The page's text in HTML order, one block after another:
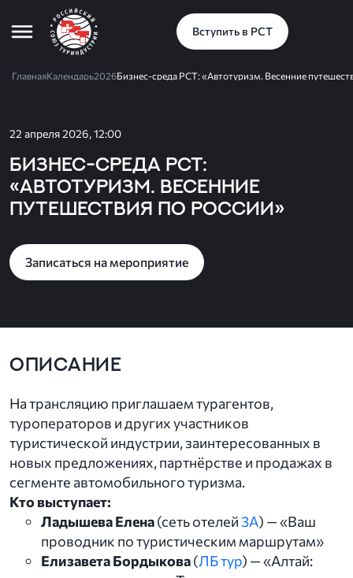
Вступить в РСТ
ГлавнаяКалендарь2026Бизнес-среда РСТ: «Автотуризм. Весенние
22 апреля 2026, 12:00
Бизнес-среда РСТ:
«Автотуризм. Весенние
путешествия по России»
Записаться на мероприятие
ОПИСАНИЕ
На трансляцию приглашаем турагентов,
туроператоров и других участников
туристической индустрии, заинтересованных в
новых предложениях, партнёрстве и продажах в
сегменте автомобильного туризма.
Кто выступает:
Ладышева Елена(сеть отелей3А) — «Ваш
проводник по туристическим маршрутам»
Елизавета Бордыкова(ЛБ тур) — «Алтай: